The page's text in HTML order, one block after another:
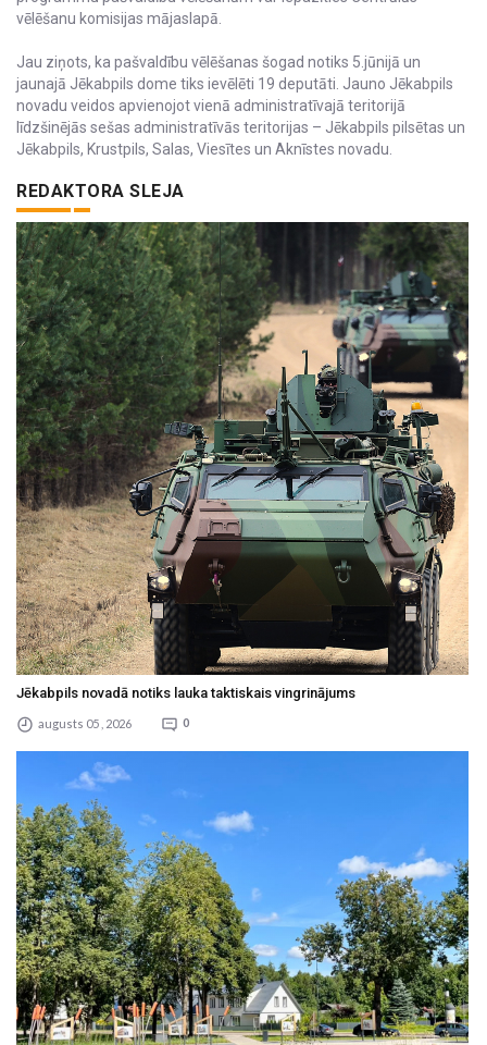
vēlēšanu komisijas mājaslapā.
Jau ziņots, ka pašvaldību vēlēšanas šogad notiks 5.jūnijā un
jaunajā Jēkabpils dome tiks ievēlēti 19 deputāti. Jauno Jēkabpils
novadu veidos apvienojot vienā administratīvajā teritorijā
līdzšinējās sešas administratīvās teritorijas – Jēkabpils pilsētas un
Jēkabpils, Krustpils, Salas, Viesītes un Aknīstes novadu.
REDAKTORA SLEJA
Jēkabpils novadā notiks lauka taktiskais vingrinājums
augusts 05 , 2026 0